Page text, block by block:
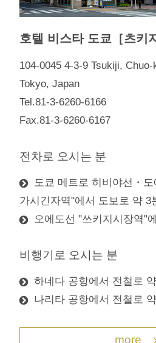
호텔 비스타 도쿄［츠키
104-0045 4-3-9 Tsukiji, Chuo-
Tokyo, Japan
Tel.81-3-6260-6166
Fax.81-3-6260-6167
전차로 오시는 분
도쿄 메트로 히비야선・
가시긴자역"에서 도보로 약 3
오에도선 "쓰키지시장역"
비행기로 오시는 분
하네다 공항에서 전철로
나리타 공항에서 전철로
more